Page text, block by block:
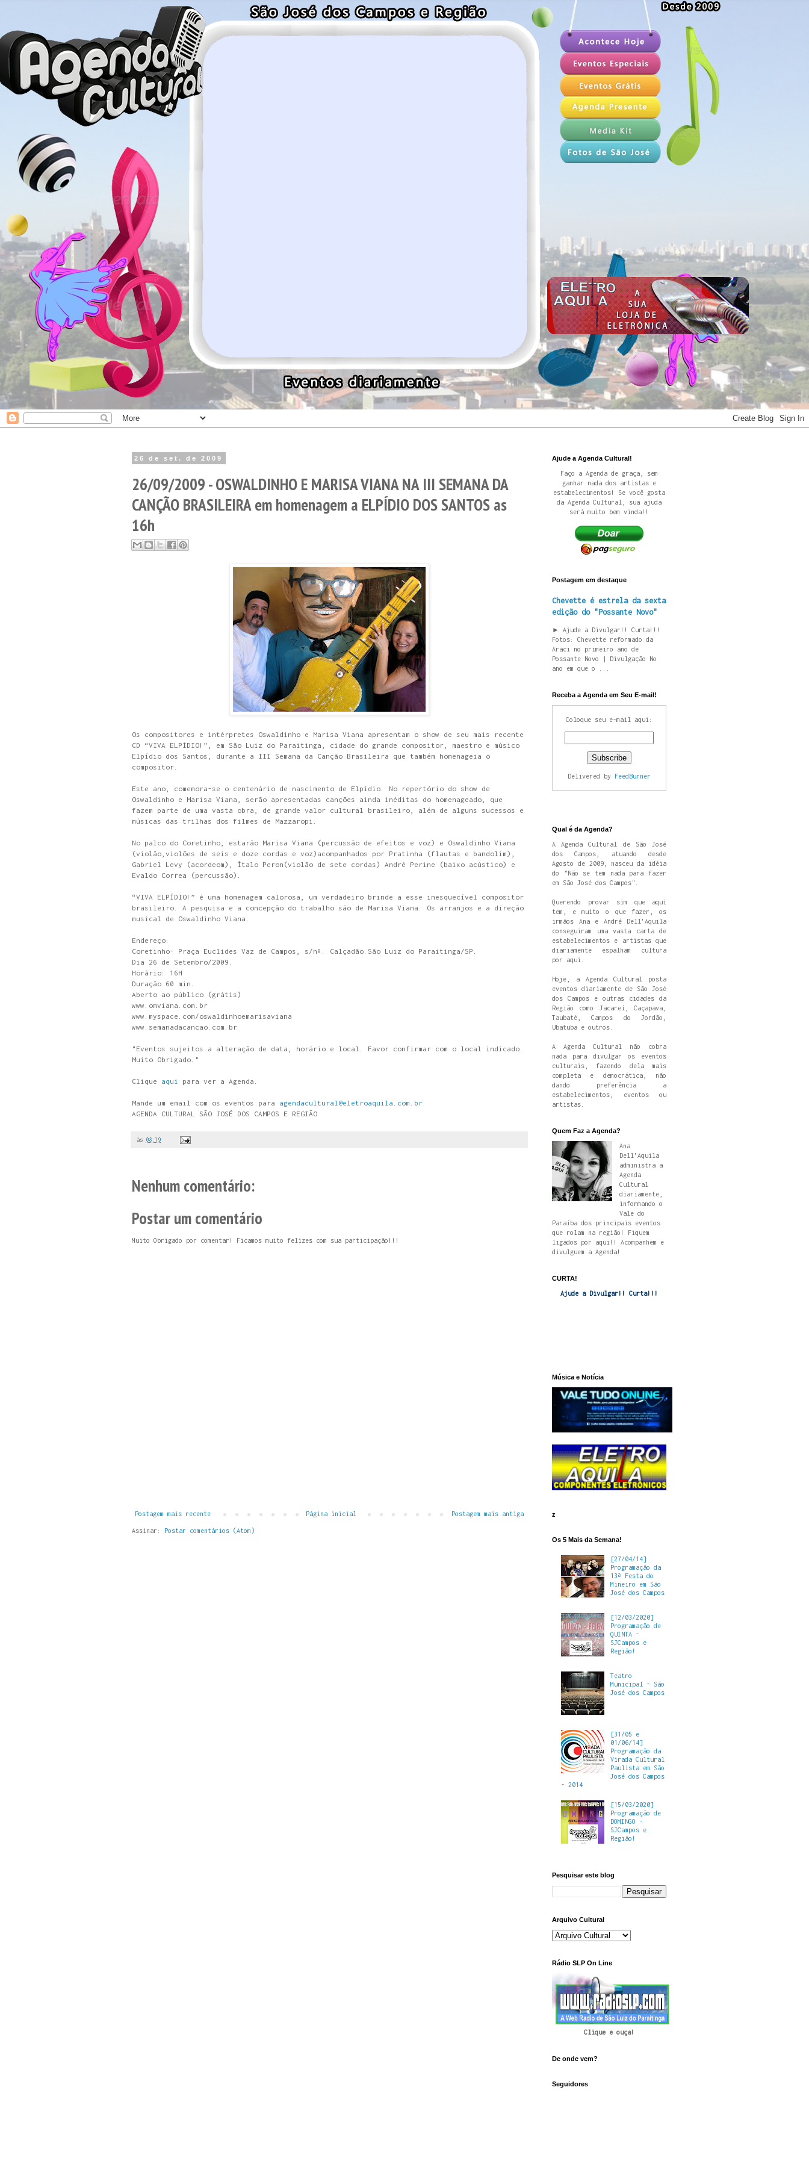
26 de set. de 2009
26/09/2009 - OSWALDINHO E MARISA VIANA NA III SEMANA DA
CANÇÃO BRASILEIRA em homenagem a ELPÍDIO DOS SANTOS as
16h
Os compositores e intérpretes Oswaldinho e Marisa Viana apresentam o show de seu mais recente
CD “VIVA ELPÍDIO!”, em São Luiz do Paraitinga, cidade do grande compositor, maestro e músico
Elpídio dos Santos, durante a III Semana da Canção Brasileira que também homenageia o
compositor.
Este ano, comemora-se o centenário de nascimento de Elpídio. No repertório do show de
Oswaldinho e Marisa Viana, serão apresentadas canções ainda inéditas do homenageado, que
fazem parte de uma vasta obra, de grande valor cultural brasileiro, além de alguns sucessos e
músicas das trilhas dos filmes de Mazzaropi.
No palco do Coretinho, estarão Marisa Viana (percussão de efeitos e voz) e Oswaldinho Viana
(violão,violões de seis e doze cordas e voz)acompanhados por Pratinha (flautas e bandolim),
Gabriel Levy (acordeom), Ítalo Peron(violão de sete cordas) André Perine (baixo acústico) e
Evaldo Correa (percussão).
“VIVA ELPÍDIO!” é uma homenagem calorosa, um verdadeiro brinde a esse inesquecível compositor
brasileiro. A pesquisa e a concepção do trabalho são de Marisa Viana. Os arranjos e a direção
musical de Oswaldinho Viana.
Endereço:
Coretinho- Praça Euclides Vaz de Campos, s/nº. Calçadão.São Luiz do Paraitinga/SP.
Dia 26 de Setembro/2009.
Horário: 16H
Duração 60 min.
Aberto ao público (grátis)
www.omviana.com.br
www.myspace.com/oswaldinhoemarisaviana
www.semanadacancao.com.br
"Eventos sujeitos a alteração de data, horário e local. Favor confirmar com o local indicado.
Muito Obrigado."
Clique aqui para ver a Agenda.
Mande um email com os eventos para agendacultural@eletroaquila.com.br
AGENDA CULTURAL SÃO JOSÉ DOS CAMPOS E REGIÃO
às 08:19
Nenhum comentário:
Postar um comentário
Muito Obrigado por comentar! Ficamos muito felizes com sua participação!!!
Postagem mais recente Postagem mais antiga
Página inicial
Assinar: Postar comentários (Atom)
Ajude a Agenda Cultural!
Faço a Agenda de graça, sem
ganhar nada dos artistas e
estabelecimentos! Se você gosta
da Agenda Cultural, sua ajuda
será muito bem vinda!!
Postagem em destaque
Chevette é estrela da sexta
edição do "Possante Novo"
► Ajude a Divulgar!! Curta!!!
Fotos: Chevette reformado da
Araci no primeiro ano de
Possante Novo | Divulgação No
ano em que o ...
Receba a Agenda em Seu E-mail!
Coloque seu e-mail aqui:
Delivered by FeedBurner
Qual é da Agenda?
A Agenda Cultural de São José
dos Campos, atuando desde
Agosto de 2009, nasceu da idéia
do "Não se tem nada para fazer
em São José dos Campos".
Querendo provar sim que aqui
tem, e muito o que fazer, os
irmãos Ana e André Dell'Aquila
conseguiram uma vasta carta de
estabelecimentos e artistas que
diariamente espalham cultura
por aqui.
Hoje, a Agenda Cultural posta
eventos diariamente de São José
dos Campos e outras cidades da
Região como Jacareí, Caçapava,
Taubaté, Campos do Jordão,
Ubatuba e outros.
A Agenda Cultural não cobra
nada para divulgar os eventos
culturais, fazendo dela mais
completa e democrática, não
dando preferência a
estabelecimentos, eventos ou
artistas.
Quem Faz a Agenda?
Ana
Dell'Aquila
administra a
Agenda
Cultural
diariamente,
informando o
Vale do
Paraíba dos principais eventos
que rolam na região! Fiquem
ligados por aqui!! Acompanhem e
divulguem a Agenda!
CURTA!
Ajude a Divulgar!! Curta!!!
Música e Notícia
z
Os 5 Mais da Semana!
[27/04/14]
Programação da
13ª Festa do
Mineiro em São
José dos Campos
[12/03/2020]
Programação de
QUINTA -
SJCampos e
Região!
Teatro
Municipal - São
José dos Campos
[31/05 e
01/06/14]
Programação da
Virada Cultural
Paulista em São
José dos Campos
- 2014
[15/03/2020]
Programação de
DOMINGO -
SJCampos e
Região!
Pesquisar este blog
Arquivo Cultural
Rádio SLP On Line
Clique e ouça!
De onde vem?
Seguidores